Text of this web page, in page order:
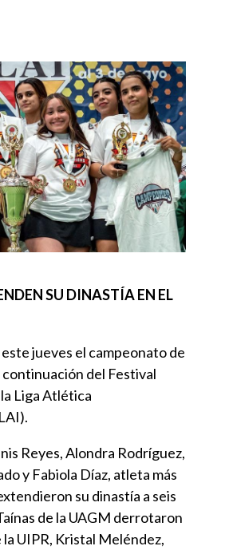
SU DINASTÍA EN EL
jueves el campeonato de
continuación del Festival
Liga Atlética
Reyes, Alondra Rodríguez,
y Fabiola Díaz, atleta más
su dinastía a seis
de la UAGM derrotaron
la UIPR, Kristal Meléndez,